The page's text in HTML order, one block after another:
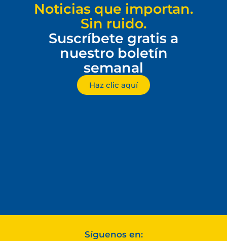
Noticias que importan.
Sin ruido.
Suscríbete gratis a
nuestro boletín
semanal
Haz clic aquí
Síguenos en: